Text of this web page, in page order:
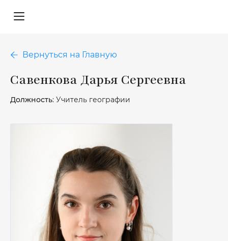
Вернуться на Главную
Савенкова Дарья Сергеевна
Должность: Учитель географии